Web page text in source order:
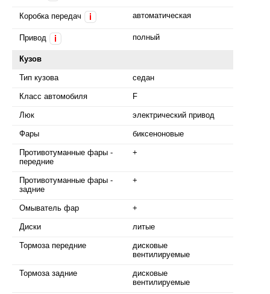
Коробка передач автоматическая
Привод полный
Кузов
Тип кузова седан
Класс автомобиля F
Люк электрический привод
Фары биксеноновые
Противотуманные фары -
передние
+
Противотуманные фары -
задние
+
Омыватель фар +
Диски литые
Тормоза передние
дисковые
вентилируемые
Тормоза задние
дисковые
вентилируемые